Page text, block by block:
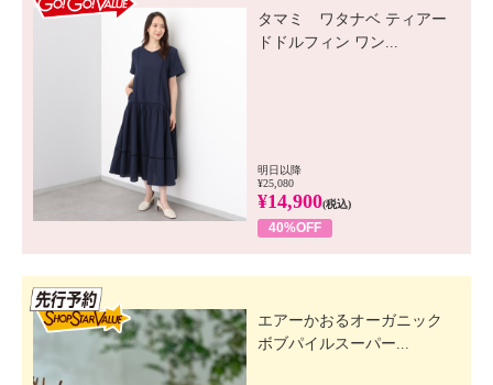
タマミ ワタナベ ティアー
ドドルフィン ワン...
明日以降
¥25,080
¥14,900(税込)
40%OFF
エアーかおるオーガニック
ボブパイルスーパー...